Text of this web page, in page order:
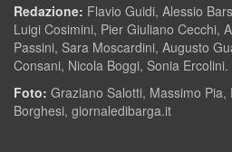
Redazione: Flavio Guidi, Alessio
Luigi Cosimini, Pier Giuliano Cecchi,
Passini, Sara Moscardini, Augusto
Consani, Nicola Boggi, Sonia Ercolini.
Foto: Graziano Salotti, Massimo
Borghesi, giornaledibarga.it